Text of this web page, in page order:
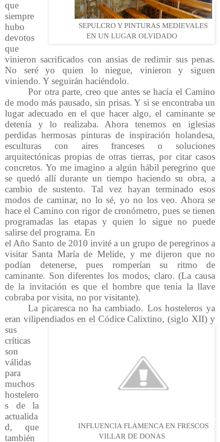
SEPULCRO Y PINTURAS MEDIEVALES
EN UN LUGAR OLVIDADO
que
siempre
hubo
devotos
que
vinieron sacrificados con ansias de redimir sus penas.
No seré yo quien lo niegue, vinieron y siguen
viniendo. Y seguirán haciéndolo.
Por otra parte, creo que antes se hacía el Camino
de modo más pausado, sin prisas. Y si se encontraba un
lugar adecuado en el que hacer algo, el caminante se
detenía y lo realizaba. Ahora tenemos en iglesias
perdidas hermosas pinturas de inspiración holandesa,
esculturas con aires franceses o soluciones
arquitectónicas propias de otras tierras, por citar casos
concretos. Yo me imagino a algún hábil peregrino que
se quedó allí durante un tiempo haciendo su obra, a
cambio de sustento. Tal vez hayan terminado esos
modos de caminar, no lo sé, yo no los veo. Ahora se
hace el Camino con rigor de cronómetro, pues se tienen
programadas las etapas y quien lo sigue no puede
salirse del programa. En
el Año Santo de 2010 invité a un grupo de peregrinos a
visitar Santa María de Melide, y me dijeron que no
podían detenerse, pues romperían su ritmo de
caminante. Son diferentes los modos, claro. (La causa
de la invitación es que el hombre que tenia la llave
cobraba por visita, no por visitante).
La picaresca no ha cambiado. Los hosteleros ya
eran vilipendiados en el Códice Calixtino, (siglo XII) y
sus
INFLUENCIA FLAMENCA EN FRESCOS
VILLAR DE DONAS
críticas
son
válidas
para
muchos
hostelero
s de la
actualida
d, que
también